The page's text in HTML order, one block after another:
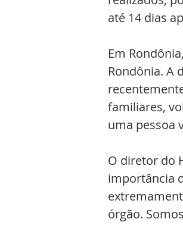
até 14 dias
Em
Rondônia. A
familiares,
uma pessoa
O diretor do
importância
órgão.